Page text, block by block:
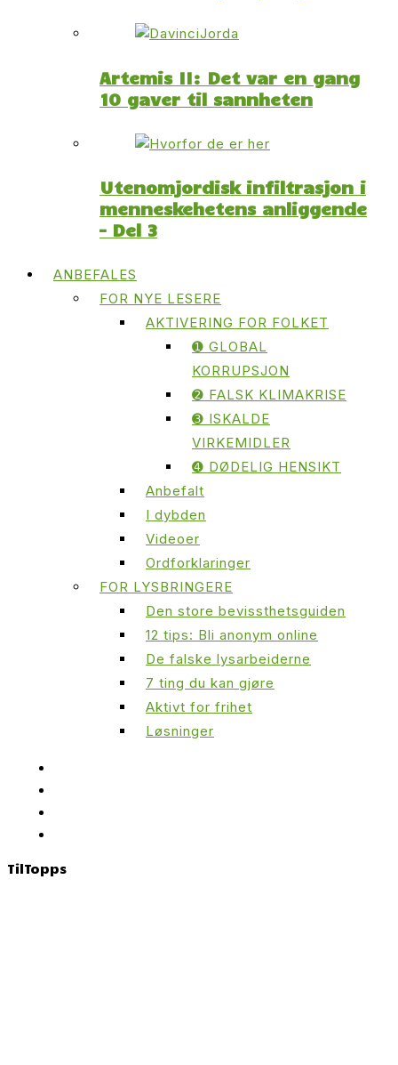
Artemis II: Det var en gang
10 gaver til sannheten
Utenomjordisk infiltrasjon i
menneskehetens anliggende
– Del 3
ANBEFALES
FOR NYE LESERE
AKTIVERING FOR FOLKET
➊ GLOBAL
KORRUPSJON
➋ FALSK KLIMAKRISE
➌ ISKALDE
VIRKEMIDLER
➍ DØDELIG HENSIKT
Anbefalt
I dybden
Videoer
Ordforklaringer
FOR LYSBRINGERE
Den store bevissthetsguiden
12 tips: Bli anonym online
De falske lysarbeiderne
7 ting du kan gjøre
Aktivt for frihet
Løsninger
TilTopps